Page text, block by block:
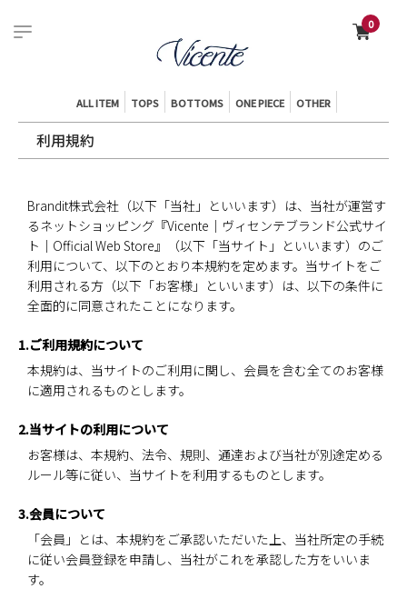
0
ALL ITEM TOPS BOTTOMS ONE PIECE OTHER
利用規約
Brandit株式会社（以下「当社」といいます）は、当社が運営す
るネットショッピング『Vicente｜ヴィセンテブランド公式サイ
ト｜Official Web Store』（以下「当サイト」といいます）のご
利用について、以下のとおり本規約を定めます。当サイトをご
利用される方（以下「お客様」といいます）は、以下の条件に
全面的に同意されたことになります。
1.ご利用規約について
本規約は、当サイトのご利用に関し、会員を含む全てのお客様
に適用されるものとします。
2.当サイトの利用について
お客様は、本規約、法令、規則、通達および当社が別途定める
ルール等に従い、当サイトを利用するものとします。
3.会員について
「会員」とは、本規約をご承認いただいた上、当社所定の手続
に従い会員登録を申請し、当社がこれを承認した方をいいま
す。